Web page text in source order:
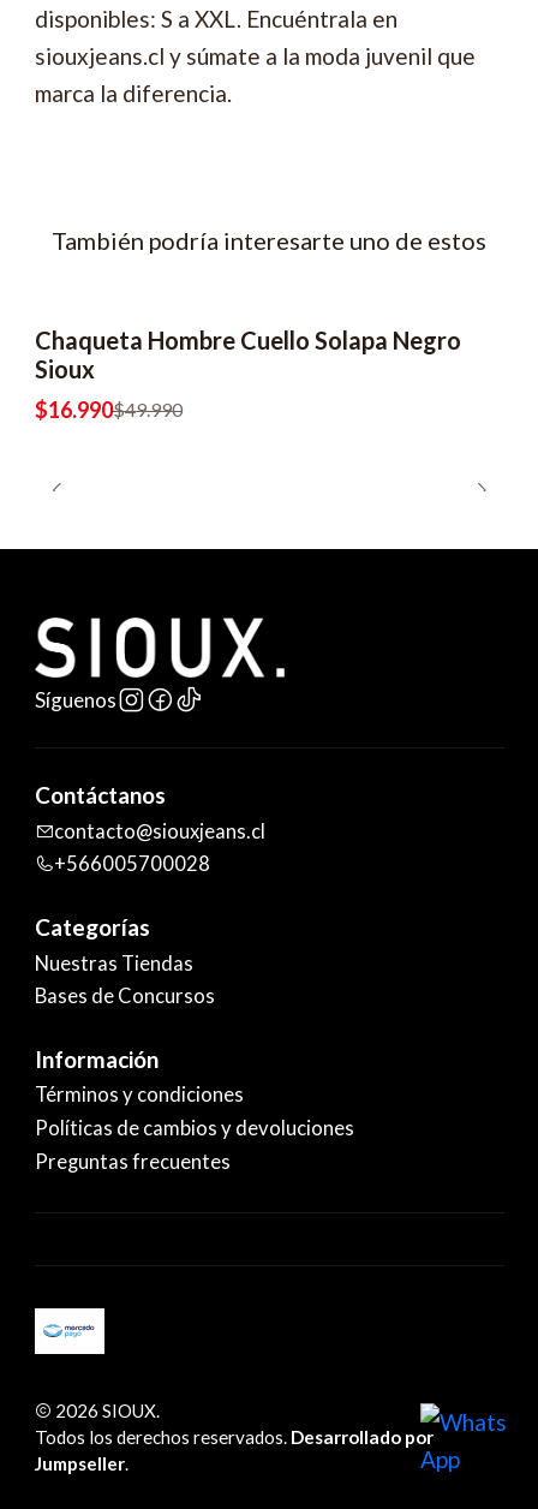
disponibles: S a XXL. Encuéntrala en
siouxjeans.cl y súmate a la moda juvenil que
marca la diferencia.
También podría interesarte uno de estos
-66% OFF
Chaqueta Hombre Cuello Solapa Negro
Sioux
$16.990$49.990
Síguenos
Contáctanos
contacto@siouxjeans.cl
+566005700028
Categorías
Nuestras Tiendas
Bases de Concursos
Información
Términos y condiciones
Políticas de cambios y devoluciones
Preguntas frecuentes
2026 SIOUX.
Todos los derechos reservados. Desarrollado por
Jumpseller.